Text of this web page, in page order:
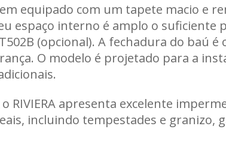
equipado com um tapete macio e
espaço interno é amplo o suficiente
(opcional). A fechadura do baú
O modelo é projetado para a
RIVIERA apresenta excelente
incluindo tempestades e